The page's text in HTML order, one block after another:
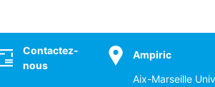
Contactez-
nous
Ampiric
Aix-Marseille